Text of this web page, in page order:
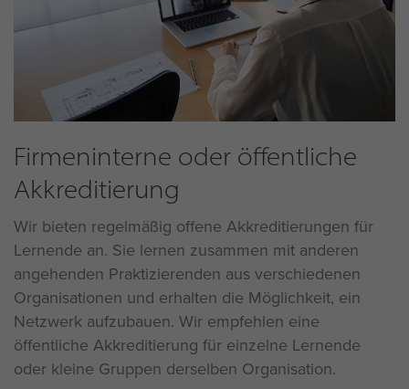
Firmeninterne oder öffentliche
Akkreditierung
Wir bieten regelmäßig offene Akkreditierungen für
Lernende an. Sie lernen zusammen mit anderen
angehenden Praktizierenden aus verschiedenen
Organisationen und erhalten die Möglichkeit, ein
Netzwerk aufzubauen. Wir empfehlen eine
öffentliche Akkreditierung für einzelne Lernende
oder kleine Gruppen derselben Organisation.